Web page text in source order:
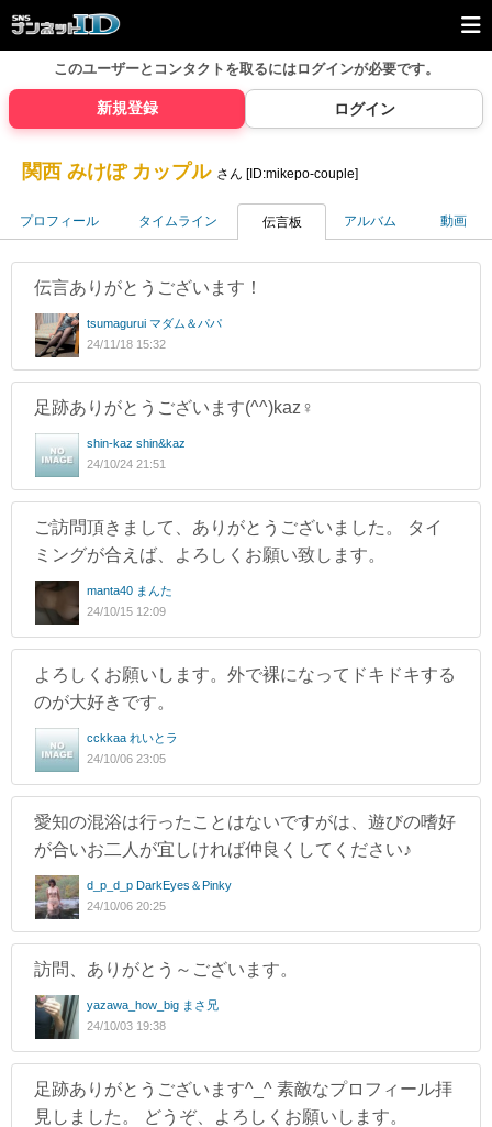
このユーザーとコンタクトを取るにはログインが必要です。
新規登録 ログイン
関西 みけぽ カップル さん [ID:mikepo-couple]
プロフィール タイムライン 伝言板 アルバム 動画
伝言ありがとうございます！
tsumagurui マダム＆パパ
24/11/18 15:32
足跡ありがとうございます(^^)kaz♀
shin-kaz shin&kaz
24/10/24 21:51
ご訪問頂きまして、ありがとうございました。 タイ
ミングが合えば、よろしくお願い致します。
manta40 まんた
24/10/15 12:09
よろしくお願いします。外で裸になってドキドキする
のが大好きです。
cckkaa れいとラ
24/10/06 23:05
愛知の混浴は行ったことはないですがは、遊びの嗜好
が合いお二人が宜しければ仲良くしてください♪
d_p_d_p DarkEyes＆Pinky
24/10/06 20:25
訪問、ありがとう～ございます。
yazawa_how_big まさ兄
24/10/03 19:38
足跡ありがとうございます^_^ 素敵なプロフィール拝
見しました。 どうぞ、よろしくお願いします。